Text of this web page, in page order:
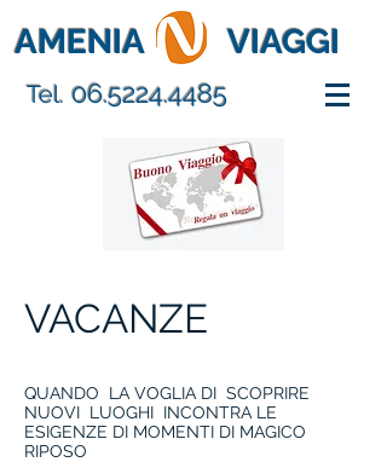
AMENIA VIAGGI
Tel. 06.5224.4485
VACANZE
QUANDO LA VOGLIA DI SCOPRIRE
NUOVI LUOGHI INCONTRA LE
ESIGENZE DI MOMENTI DI MAGICO
RIPOSO